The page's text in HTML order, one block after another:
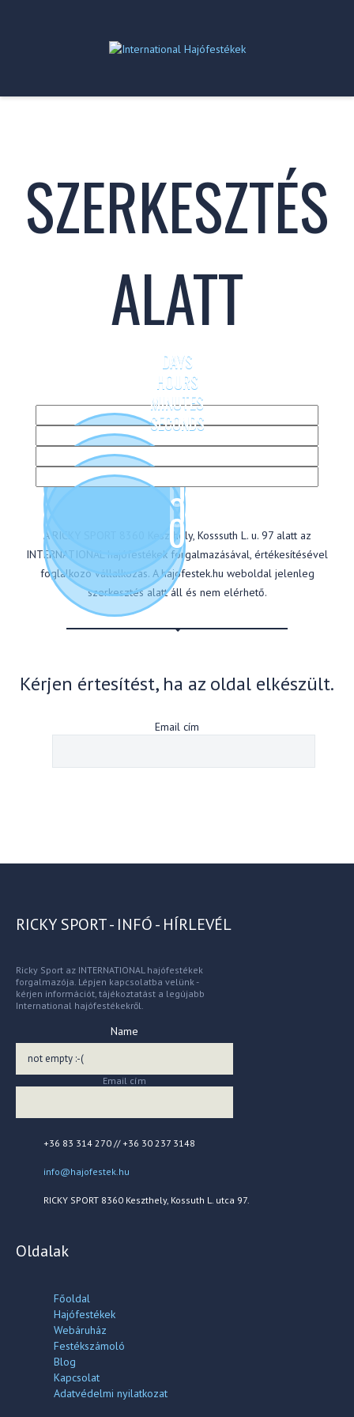
SZERKESZTÉS
ALATT
0
DAYS
0
HOURS
0
MINUTES
0
SECONDS
A RICKY SPORT 8360 Keszthely, Kosssuth L. u. 97 alatt az
INTERNATIONAL hajófestékek forgalmazásával, értékesítésével
foglalkozó vállalkozás. A hajofestek.hu weboldal jelenleg
szerkesztés alatt áll és nem elérhető.
Kérjen értesítést, ha az oldal elkészült.
Email cím
RICKY SPORT - INFÓ - HÍRLEVÉL
Ricky Sport az INTERNATIONAL hajófestékek
forgalmazója. Lépjen kapcsolatba velünk -
kérjen információt, tájékoztatást a legújabb
International hajófestékekről.
Name
Email cím
+36 83 314 270 // +36 30 237 3148
info@hajofestek.hu
RICKY SPORT 8360 Keszthely, Kossuth L. utca 97.
Oldalak
Főoldal
Hajófestékek
Webáruház
Festékszámoló
Blog
Kapcsolat
Adatvédelmi nyilatkozat